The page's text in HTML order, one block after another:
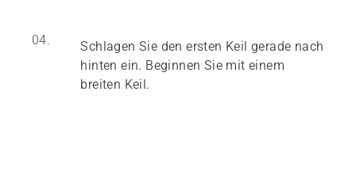
04.
Schlagen Sie den ersten Keil gerade nach
hinten ein. Beginnen Sie mit einem
breiten Keil.